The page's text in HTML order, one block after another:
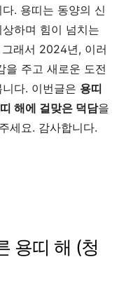
. 용띠는 동양의 신
하며 힘이 넘치는
래서 2024년, 이러
을 주고 새로운 도전
다. 이번글은 용띠
해에 걸맞은 덕담을
세요. 감사합니다.
용띠 해 (청